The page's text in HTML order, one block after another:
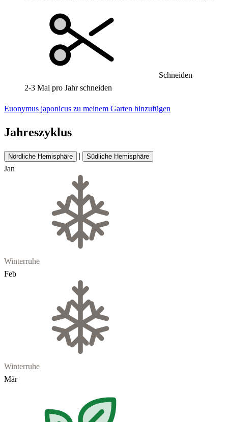
Schneiden
2-3 Mal pro Jahr schneiden
Euonymus japonicus zu meinem Garten hinzufügen
Jahreszyklus
Nördliche Hemisphäre | Südliche Hemisphäre
Jan
Winterruhe
Feb
Winterruhe
Mär